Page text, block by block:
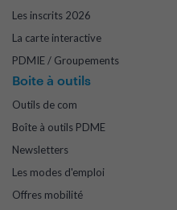
Les inscrits 2026
La carte interactive
PDMIE / Groupements
Boite à outils
Outils de com
Boîte à outils PDME
Newsletters
Les modes d'emploi
Offres mobilité